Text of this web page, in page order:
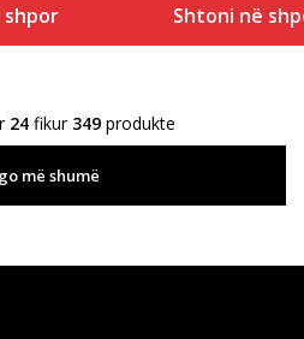
Shtoni në
24 fikur 349 produkte
më shumë